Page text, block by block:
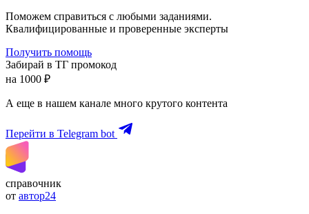
Поможем справиться с любыми заданиями.
Квалифицированные и проверенные эксперты
Получить помощь
Забирай в ТГ промокод
на 1000 ₽
А еще в нашем канале много крутого контента
Перейти в Telegram bot
справочник
от автор24